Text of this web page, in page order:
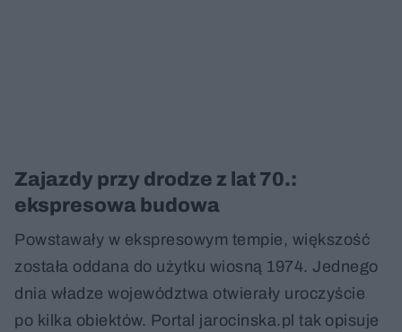
Zajazdy przy drodze z lat 70.:
ekspresowa budowa
Powstawały w ekspresowym tempie, większość
została oddana do użytku wiosną 1974. Jednego
dnia władze województwa otwierały uroczyście
po kilka obiektów. Portal jarocinska.pl tak opisuje